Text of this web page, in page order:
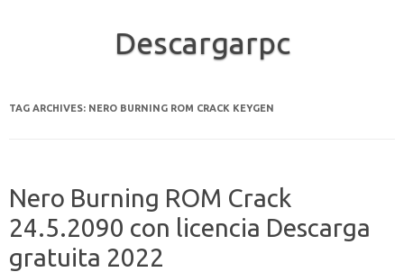
Descargarpc
TAG ARCHIVES: NERO BURNING ROM CRACK KEYGEN
Nero Burning ROM Crack
24.5.2090 con licencia Descarga
gratuita 2022